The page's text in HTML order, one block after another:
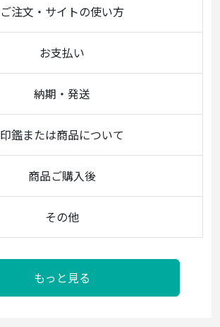
ご注文・サイトの使い方
お支払い
納期・発送
印鑑または商品について
商品ご購入後
その他
もっと見る